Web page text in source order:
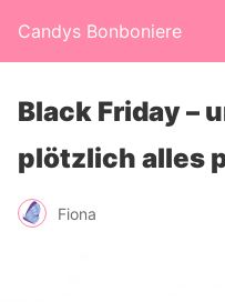
Candys Bonboniere
Black Friday –
plötzlich alles
Fiona